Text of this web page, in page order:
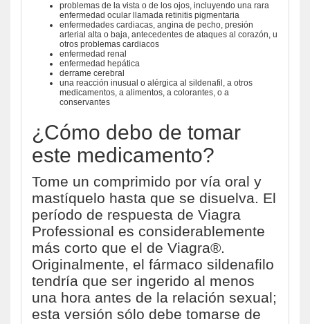
problemas de la vista o de los ojos, incluyendo una rara
enfermedad ocular llamada retinitis pigmentaria
enfermedades cardiacas, angina de pecho, presión
arterial alta o baja, antecedentes de ataques al corazón, u
otros problemas cardiacos
enfermedad renal
enfermedad hepática
derrame cerebral
una reacción inusual o alérgica al sildenafil, a otros
medicamentos, a alimentos, a colorantes, o a
conservantes
¿Cómo debo de tomar
este medicamento?
Tome un comprimido por vía oral y
mastíquelo hasta que se disuelva. El
período de respuesta de Viagra
Professional es considerablemente
más corto que el de Viagra®.
Originalmente, el fármaco sildenafilo
tendría que ser ingerido al menos
una hora antes de la relación sexual;
esta versión sólo debe tomarse de